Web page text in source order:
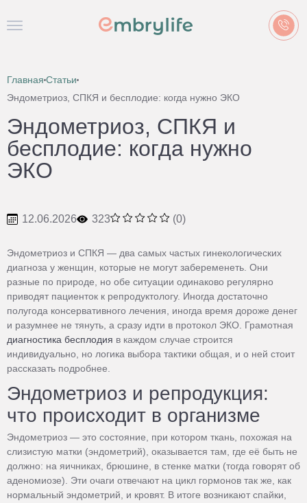
Главная Статьи
Эндометриоз, СПКЯ и бесплодие: когда нужно ЭКО
Эндометриоз, СПКЯ и
бесплодие: когда нужно
ЭКО
12.06.2026 323 (0)
Эндометриоз и СПКЯ — два самых частых гинекологических
диагноза у женщин, которые не могут забеременеть. Они
разные по природе, но обе ситуации одинаково регулярно
приводят пациенток к репродуктологу. Иногда достаточно
полугода консервативного лечения, иногда время дороже денег
и разумнее не тянуть, а сразу идти в протокол ЭКО. Грамотная
диагностика бесплодия в каждом случае строится
индивидуально, но логика выбора тактики общая, и о ней стоит
рассказать подробнее.
Эндометриоз и репродукция:
что происходит в организме
Эндометриоз — это состояние, при котором ткань, похожая на
слизистую матки (эндометрий), оказывается там, где её быть не
должно: на яичниках, брюшине, в стенке матки (тогда говорят об
аденомиозе). Эти очаги отвечают на цикл гормонов так же, как
нормальный эндометрий, и кровят. В итоге возникают спайки,